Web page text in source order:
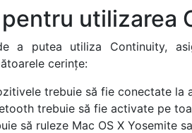
utilizarea
a putea utiliza Continuity,
cerințe:
trebuie să fie conectate la
trebuie să fie activate pe
să ruleze Mac OS X Yosemite